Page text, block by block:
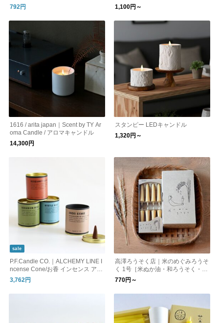
792円
1,100円～
1616 / arita japan｜Scent by TY Ar
oma Candle / アロマキャンドル
14,300円
スタンピー LEDキャンドル
1,320円～
sale
P.F.Candle CO.｜ALCHEMY LINE I
ncense Cone/お香 インセンス アロ
マ
3,762円
高澤ろうそく店｜米のめぐみろうそ
く 1号［米ぬか油・和ろうそく・日
本製］
770円～